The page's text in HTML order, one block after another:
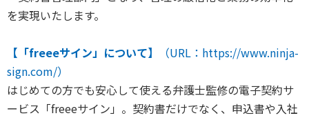
を実現いたします。
【「freeeサイン」について】
（URL：https://www.ninja-
sign.com/）
はじめての方でも安心して使える弁護士監修の電子契約サ
ービス「freeeサイン」。契約書だけでなく、申込書や入社